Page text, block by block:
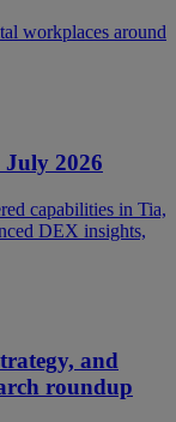
workplaces around
July 2026
capabilities in Tia,
DEX insights,
and
roundup